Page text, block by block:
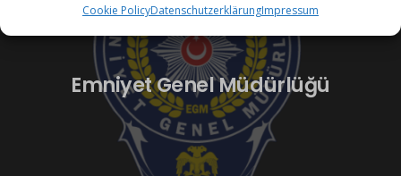
Cookie PolicyDatenschutzerklärungImpressum
Emniyet Genel Müdürlüğü